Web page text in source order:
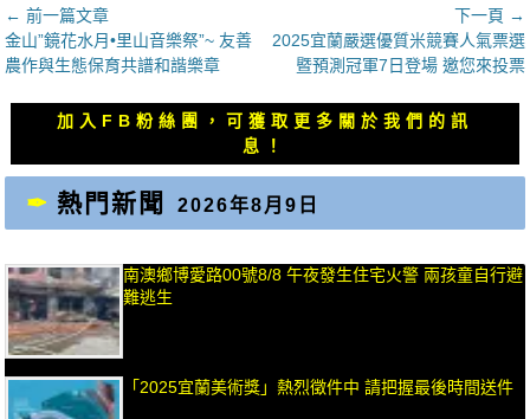
文
章
導
覽
← 前一篇文章
上
一
金山”鏡花水月•里山音樂祭”~ 友善
農作與生態保育共譜和諧樂章
下一頁 →
下
文
章：
2025宜蘭嚴選優質米競賽人氣票選
暨預測冠軍7日登場 邀您來投票
加入FB粉絲團，可獲取更多關於我們的訊
息！
熱門新聞 2026年8月9日
南澳鄉博愛路00號8/8 午夜發生住宅火警 兩孩童自行避
難逃生
「2025宜蘭美術獎」熱烈徵件中 請把握最後時間送件